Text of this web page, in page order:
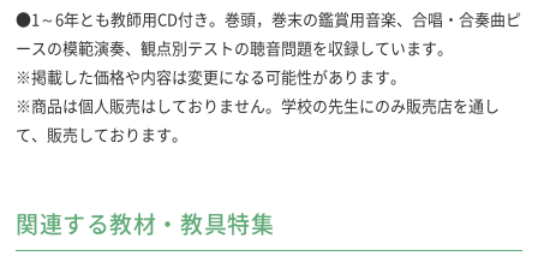
●1～6年とも教師用CD付き。巻頭，巻末の鑑賞用音楽、合唱・合奏曲ピ
ースの模範演奏、観点別テストの聴音問題を収録しています。
教科書
教師用付属品
●観点別テスト（A3縮小判/4色）3枚
●合唱・合奏曲ピース（A4縮小判/１色）4P
※掲載した価格や内容は変更になる可能性があります。
※商品は個人販売はしておりません。学校の先生にのみ販売店を通し
て、販売しております。
関連する教材・教具特集